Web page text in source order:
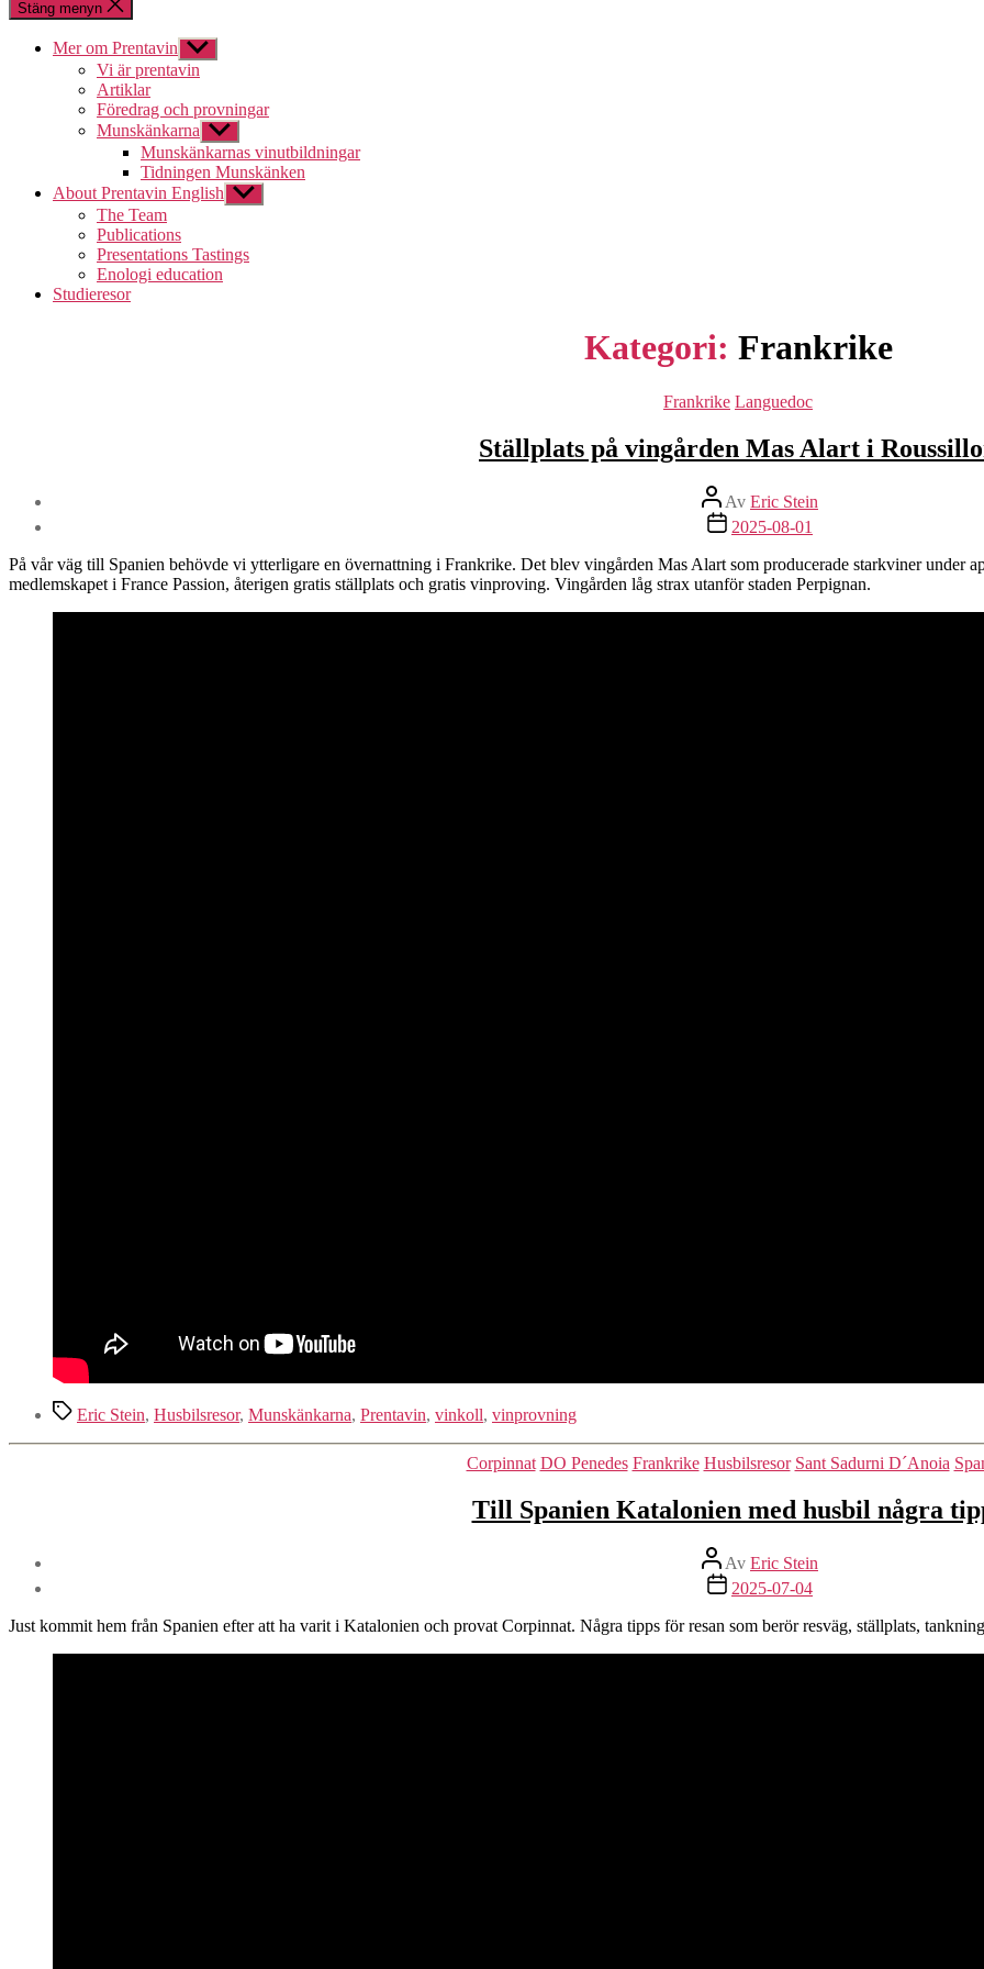
Stäng menyn
Mer om Prentavin Visa
undermeny
Vi är prentavin
Artiklar
Föredrag och provningar
Munskänkarna Visa
undermeny
Munskänkarnas vinutbildningar
Tidningen Munskänken
About Prentavin English Visa
undermeny
The Team
Publications
Presentations Tastings
Enologi education
Studieresor
Kategori: Frankrike
Kategorier
Frankrike Languedoc
Ställplats på vingården Mas Alart i
Inläggsförfattare
Av Eric Stein
Inläggsdatum
2025-08-01
På vår väg till Spanien behövde vi ytterligare en övernattning i Frankrike. Det blev vingården Mas Alart som producerade starkviner under
medlemskapet i France Passion, återigen gratis ställplats och gratis vinproving. Vingården låg strax utanför staden Perpignan.
EtiketterEric Stein, Husbilsresor, Munskänkarna, Prentavin, vinkoll, vinprovning
Kategorier
Corpinnat DO Penedes Frankrike Husbilsresor Sant Sadurni D´Anoia
Till Spanien Katalonien med husbil några
Inläggsförfattare
Av Eric Stein
Inläggsdatum
2025-07-04
Just kommit hem från Spanien efter att ha varit i Katalonien och provat Corpinnat. Några tipps för resan som berör resväg, ställplats,